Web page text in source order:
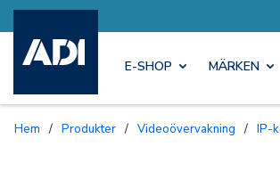
E-SHOP MÄRKEN
Hem / Produkter / Videoövervakning / IP-